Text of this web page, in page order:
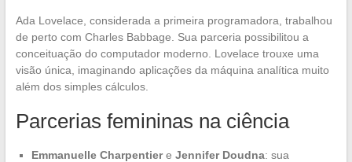
Ada Lovelace, considerada a primeira programadora, trabalhou
de perto com Charles Babbage. Sua parceria possibilitou a
conceituação do computador moderno. Lovelace trouxe uma
visão única, imaginando aplicações da máquina analítica muito
além dos simples cálculos.
Parcerias femininas na ciência
Emmanuelle Charpentiere Jennifer Doudna: sua